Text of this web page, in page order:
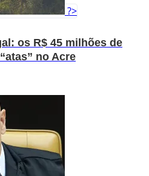
?>
os R$ 45 milhões de
no Acre